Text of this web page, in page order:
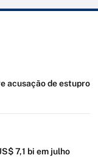
acusação de estupro
7,1 bi em julho